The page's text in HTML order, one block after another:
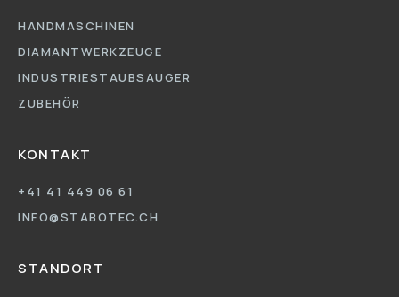
HANDMASCHINEN
DIAMANTWERKZEUGE
INDUSTRIESTAUBSAUGER
ZUBEHÖR
KONTAKT
+41 41 449 06 61
INFO@STABOTEC.CH
STANDORT